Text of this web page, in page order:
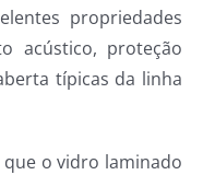
propriedades
acústico, proteção
típicas da linha
o vidro laminado